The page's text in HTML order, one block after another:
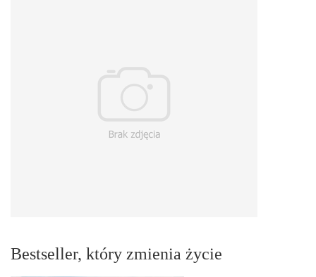
Bestseller, który zmienia życie